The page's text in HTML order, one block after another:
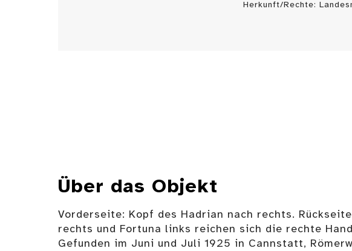
Herkunft/Rechte:
Über das Objekt
Vorderseite: Kopf des Hadrian nach rechts.
rechts und Fortuna links reichen sich die rechte
Gefunden im Juni und Juli 1925 in Cannstatt,